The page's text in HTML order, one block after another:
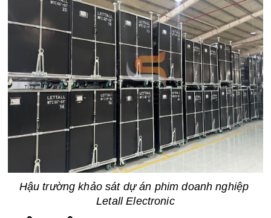
Hậu trường khảo sát dự án phim doanh nghiệp
Letall Electronic